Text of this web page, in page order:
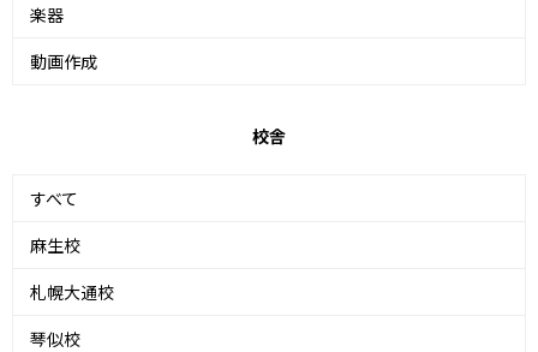
楽器
動画作成
校舎
すべて
麻生校
札幌大通校
琴似校